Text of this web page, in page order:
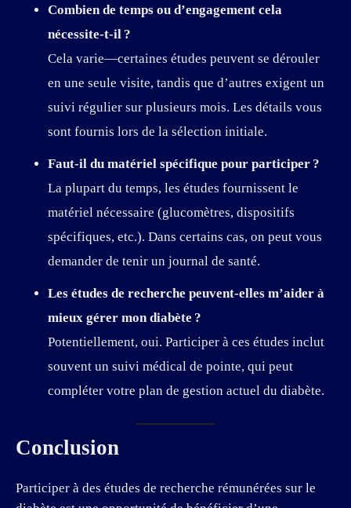
Combien de temps ou d’engagement cela
nécessite-t-il ?
Cela varie—certaines études peuvent se dérouler
en une seule visite, tandis que d’autres exigent un
suivi régulier sur plusieurs mois. Les détails vous
sont fournis lors de la sélection initiale.
Faut-il du matériel spécifique pour participer ?
La plupart du temps, les études fournissent le
matériel nécessaire (glucomètres, dispositifs
spécifiques, etc.). Dans certains cas, on peut vous
demander de tenir un journal de santé.
Les études de recherche peuvent-elles m’aider à
mieux gérer mon diabète ?
Potentiellement, oui. Participer à ces études inclut
souvent un suivi médical de pointe, qui peut
compléter votre plan de gestion actuel du diabète.
Conclusion
Participer à des études de recherche rémunérées sur le